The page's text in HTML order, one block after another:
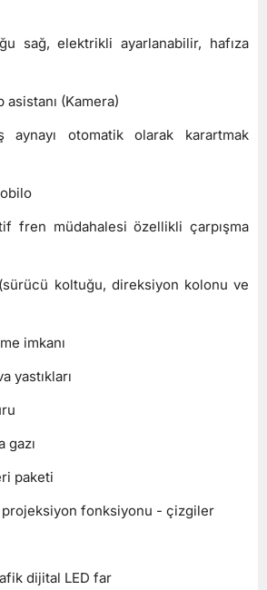
sağ, elektrikli ayarlanabilir, hafıza
(Kamera)
otomatik olarak karartmak
fren müdahalesi özellikli çarpışma
koltuğu, direksiyon kolonu ve
imkanı
yastıkları
gazı
paketi
projeksiyon fonksiyonu - çizgiler
dijital LED far